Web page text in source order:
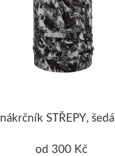
nákrčník STŘEPY, šedá
od 300 Kč